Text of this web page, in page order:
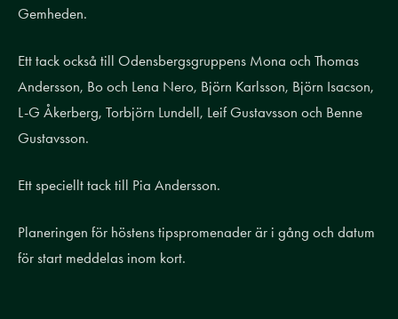
Gemheden.
Ett tack också till Odensbergsgruppens Mona och Thomas
Andersson, Bo och Lena Nero, Björn Karlsson, Björn Isacson,
L-G Åkerberg, Torbjörn Lundell, Leif Gustavsson och Benne
Gustavsson.
Ett speciellt tack till Pia Andersson.
Planeringen för höstens tipspromenader är i gång och datum
för start meddelas inom kort.